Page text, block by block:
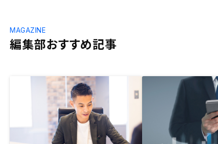
編集部おすすめ記事
MAGAZINE